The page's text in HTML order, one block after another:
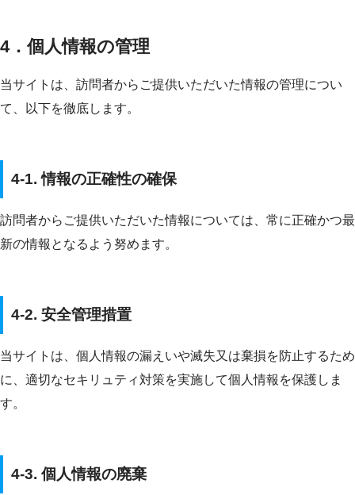
4．個人情報の管理
当サイトは、訪問者からご提供いただいた情報の管理につい
て、以下を徹底します。
4-1. 情報の正確性の確保
訪問者からご提供いただいた情報については、常に正確かつ最
新の情報となるよう努めます。
4-2. 安全管理措置
当サイトは、個人情報の漏えいや滅失又は棄損を防止するため
に、適切なセキリュティ対策を実施して個人情報を保護しま
す。
4-3. 個人情報の廃棄